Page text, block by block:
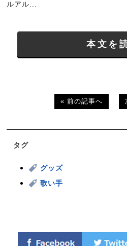
ルアル...
本文を
« 前の記事へ
タグ
グッズ
歌い手